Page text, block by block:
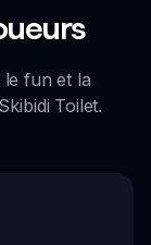
le fun et la
Toilet.